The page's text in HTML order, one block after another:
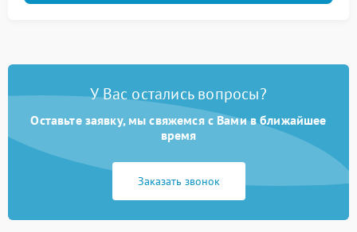
У Вас остались вопросы?
Оставьте заявку, мы свяжемся с Вами в ближайшее
время
Заказать звонок